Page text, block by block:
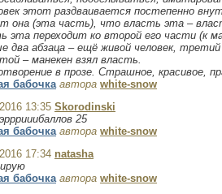
этот раздваивается постепенно
она (эта часть), что власть эта –
эта переходит ко второй его части (к
два абзаца – ещё живой человек,
– манекен взял власть.
в прозе. Страшное, красивое,
бабочка автора white-snow
13:35 Skorodinski
25
бабочка автора white-snow
17:34 natasha
бабочка автора white-snow